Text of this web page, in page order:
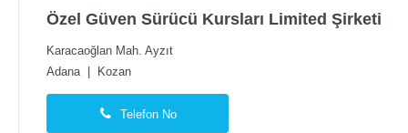
Özel Güven Sürücü Kursları Limited Şirketi
Karacaoğlan Mah. Ayzıt
Adana| Kozan
Telefon No